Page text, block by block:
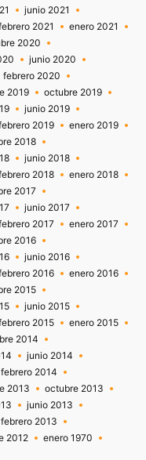
junio 2021
2021
enero 2021
2020
junio 2020
febrero 2020
2019
octubre 2019
junio 2019
2019
enero 2019
2018
junio 2018
2018
enero 2018
2017
junio 2017
2017
enero 2017
2016
junio 2016
2016
enero 2016
2015
junio 2015
2015
enero 2015
2014
junio 2014
febrero 2014
2013
octubre 2013
junio 2013
febrero 2013
2012
enero 1970